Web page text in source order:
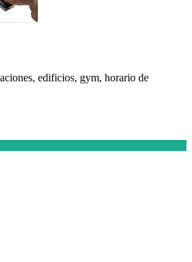
edificios, gym, horario de